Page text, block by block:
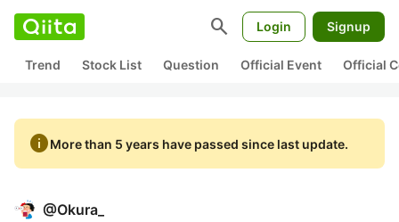
search Login Signup
Trend Stock List Question Official Event Official
infoMore than 5 years have passed since last update.
@Okura_